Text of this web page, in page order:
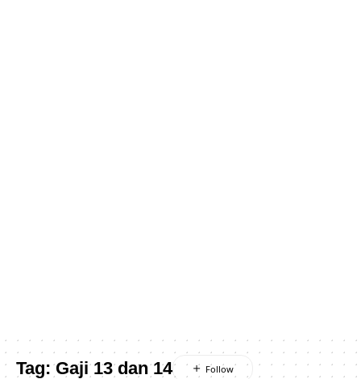
Tag:Gaji 13 dan 14